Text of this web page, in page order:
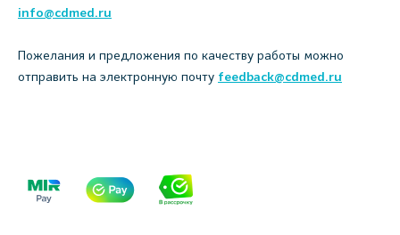
info@cdmed.ru
Пожелания и предложения по качеству работы можно
отправить на электронную почту feedback@cdmed.ru